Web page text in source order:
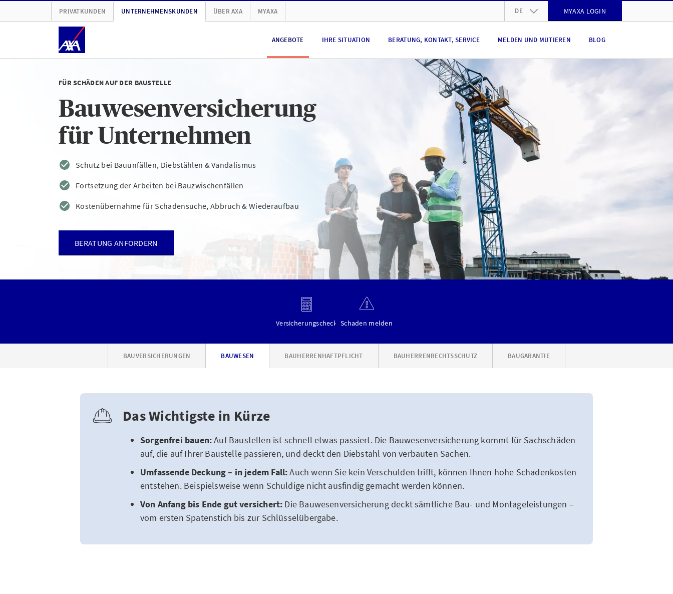
PRIVATKUNDEN UNTERNEHMENSKUNDEN ÜBER AXA MYAXA DE MYAXA LOGIN
ANGEBOTE IHRE SITUATION BERATUNG, KONTAKT, SERVICE MELDEN UND MUTIEREN BLOG
FÜR SCHÄDEN AUF DER BAUSTELLE
Bauwesenversicherung
für Unternehmen
Schutz bei Bauunfällen, Diebstählen & Vandalismus
Fortsetzung der Arbeiten bei Bauzwischenfällen
Kostenübernahme für Schadensuche, Abbruch & Wiederaufbau
BERATUNG ANFORDERN
Versicherungscheck Schaden melden
BAUVERSICHERUNGEN BAUWESEN BAUHERRENHAFTPFLICHT BAUHERRENRECHTSSCHUTZ BAUGARANTIE
Das Wichtigste in Kürze
Sorgenfrei bauen:Auf Baustellen ist schnell etwas passiert. Die Bauwesenversicherung kommt für Sachschäden
auf, die auf Ihrer Baustelle passieren, und deckt den Diebstahl von verbauten Sachen.
Umfassende Deckung – in jedem Fall:Auch wenn Sie kein Verschulden trifft, können Ihnen hohe Schadenkosten
entstehen. Beispielsweise wenn Schuldige nicht ausfindig gemacht werden können.
Von Anfang bis Ende gut versichert: Die Bauwesenversicherung deckt sämtliche Bau- und Montageleistungen –
vom ersten Spatenstich bis zur Schlüsselübergabe.